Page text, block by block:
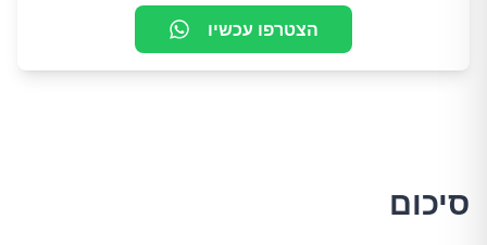
הצטרפו עכשיו
סיכום